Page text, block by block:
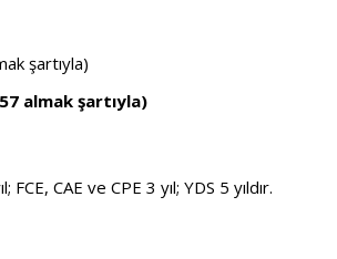
şartıyla)
almak şartıyla)
CAE ve CPE 3 yıl; YDS 5 yıldır.